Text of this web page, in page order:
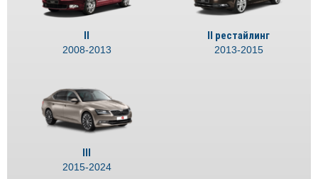
II
2008-2013
II рестайлинг
2013-2015
2015-2024